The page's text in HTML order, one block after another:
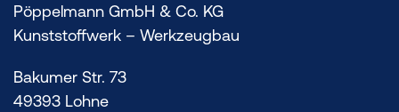
Pöppelmann GmbH & Co. KG
Kunststoffwerk – Werkzeugbau
Bakumer Str. 73
49393 Lohne